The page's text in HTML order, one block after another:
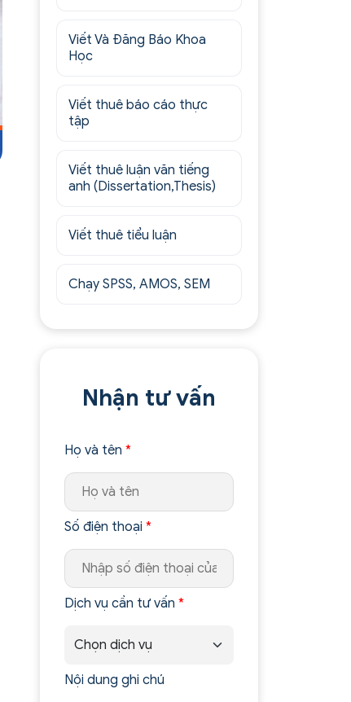
Viết Và Đăng Báo Khoa
Học
Viết thuê báo cáo thực
tập
Viết thuê luận văn tiếng
anh (Dissertation,Thesis)
Viết thuê tiểu luận
Chạy SPSS, AMOS, SEM
Nhận tư vấn
Họ và tên*
Số điện thoại*
Dịch vụ cần tư vấn*
Nội dung ghi chú